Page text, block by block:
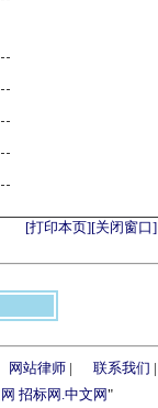
[打印本页][关闭窗口]
网站律师 | 联系我们 |
招标网.中文网"